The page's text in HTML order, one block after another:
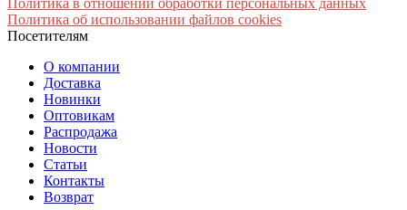
Политика в отношении обработки персональных данных
Политика об использовании файлов cookies
Посетителям
О компании
Доставка
Новинки
Оптовикам
Распродажа
Новости
Статьи
Контакты
Возврат